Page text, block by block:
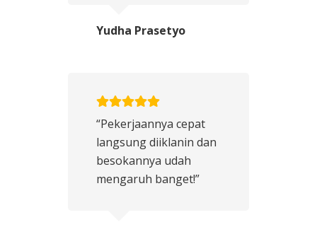
Yudha Prasetyo
“Pekerjaannya cepat
langsung diiklanin dan
besokannya udah
mengaruh banget!”